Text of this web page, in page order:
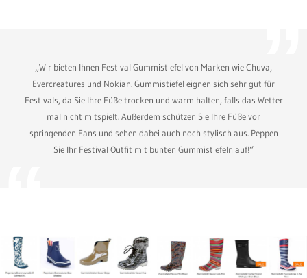
„Wir bieten Ihnen Festival Gummistiefel von Marken wie Chuva,
Evercreatures und Nokian. Gummistiefel eignen sich sehr gut für
Festivals, da Sie Ihre Füße trocken und warm halten, falls das Wetter
mal nicht mitspielt. Außerdem schützen Sie Ihre Füße vor
springenden Fans und sehen dabei auch noch stylisch aus. Peppen
Sie Ihr Festival Outfit mit bunten Gummistiefeln auf!“